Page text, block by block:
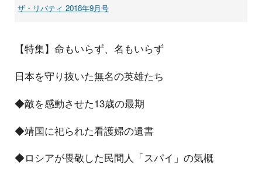
ザ・リバティ 2018年9月号
【特集】命もいらず、名もいらず
日本を守り抜いた無名の英雄たち
◆敵を感動させた13歳の最期
◆靖国に祀られた看護婦の遺書
◆ロシアが畏敬した民間人「スパイ」の気概